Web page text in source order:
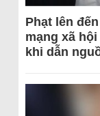
Phạt lên
mạng xã
khi dẫn